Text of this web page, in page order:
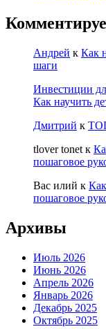
Андрей к Как
шаги
Инвестиции
Как научить
Дмитрий к
tlover tonet к
пошаговое
Вас илий к
пошаговое
Архивы
Июль 2026
Июнь 2026
Апрель 2026
Январь 2026
Декабрь 2025
Октябрь 2025